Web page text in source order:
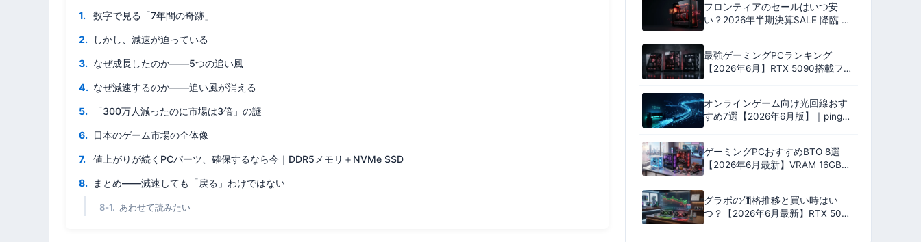
数字で見る「7年間の奇跡」
しかし、減速が迫っている
なぜ成長したのか——5つの追い風
なぜ減速するのか——追い風が消える
「300万人減ったのに市場は3倍」の謎
日本のゲーム市場の全体像
値上がりが続くPCパーツ、確保するなら今｜DDR5メモリ＋NVMe SSD
まとめ——減速しても「戻る」わけではない
あわせて読みたい
フロンティアのセールはいつ安
い？2026年半期決算SALE 降臨 全
18機種のおすすめ｜いちおしは
9800X3D ＋ RX 9070 XT
最強ゲーミングPCランキング
【2026年6月】RTX 5090搭載フラ
グシップ9機を性能・安定性・コス
パ・保証の4軸100点で格付け
オンラインゲーム向け光回線おす
すめ7選【2026年6月版】｜ping実
測比較とプロバイダ選びで失敗し
ない完全ガイド
ゲーミングPCおすすめBTO 8選
【2026年6月最新】VRAM 16GB中
心・17万円台〜RTX 5060
Ti/5070/5080搭載モデル
グラボの価格推移と買い時はい
つ？【2026年6月最新】RTX 50・
RX 9000の値下がり予測と購入判